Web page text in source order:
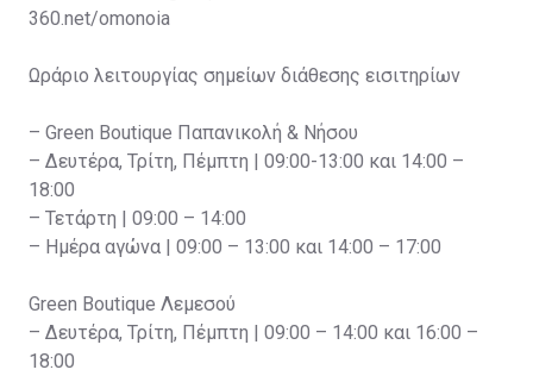
360.net/omonoia
Ωράριο λειτουργίας σημείων διάθεσης εισιτηρίων
– Green Boutique Παπανικολή & Νήσου
– Δευτέρα, Τρίτη, Πέμπτη | 09:00-13:00 και 14:00 –
18:00
– Τετάρτη | 09:00 – 14:00
– Ημέρα αγώνα | 09:00 – 13:00 και 14:00 – 17:00
Green Boutique Λεμεσού
– Δευτέρα, Τρίτη, Πέμπτη | 09:00 – 14:00 και 16:00 –
18:00